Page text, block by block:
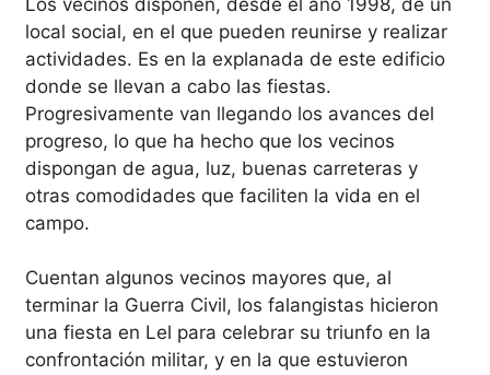
local social, en el que pueden reunirse y realizar
actividades. Es en la explanada de este edificio
donde se llevan a cabo las fiestas.
Progresivamente van llegando los avances del
progreso, lo que ha hecho que los vecinos
dispongan de agua, luz, buenas carreteras y
otras comodidades que faciliten la vida en el
campo.
Cuentan algunos vecinos mayores que, al
terminar la Guerra Civil, los falangistas hicieron
una fiesta en Lel para celebrar su triunfo en la
confrontación militar, y en la que estuvieron